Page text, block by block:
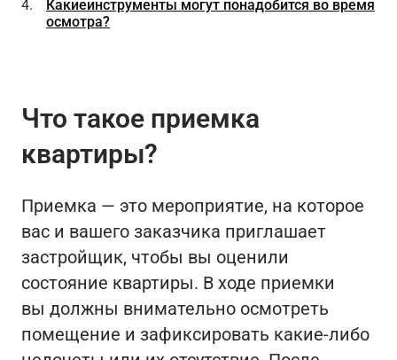
Какиеинструменты могут понадобится во время
осмотра?
Что такое приемка
квартиры?
Приемка — это мероприятие, на которое
вас и вашего заказчика приглашает
застройщик, чтобы вы оценили
состояние квартиры. В ходе приемки
вы должны внимательно осмотреть
помещение и зафиксировать какие-либо